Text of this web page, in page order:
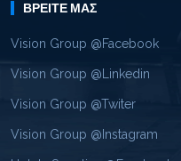
ΒΡΕΊΤΕ ΜΑΣ
Vision Group @Facebook
Vision Group @Linkedin
Vision Group @Twiter
Vision Group @Instagram